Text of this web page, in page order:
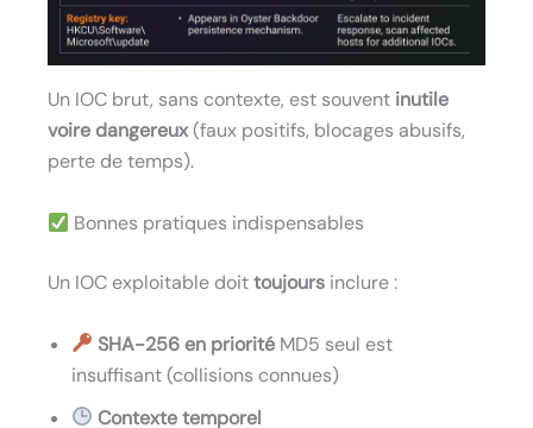
Un IOC brut, sans contexte, est souvent inutile
voire dangereux(faux positifs, blocages abusifs,
perte de temps).
Bonnes pratiques indispensables
Un IOC exploitable doittoujours inclure :
SHA-256 en priorité MD5 seul est
insuffisant (collisions connues)
Contexte temporel